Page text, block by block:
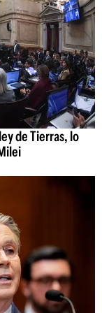
de Tierras, lo